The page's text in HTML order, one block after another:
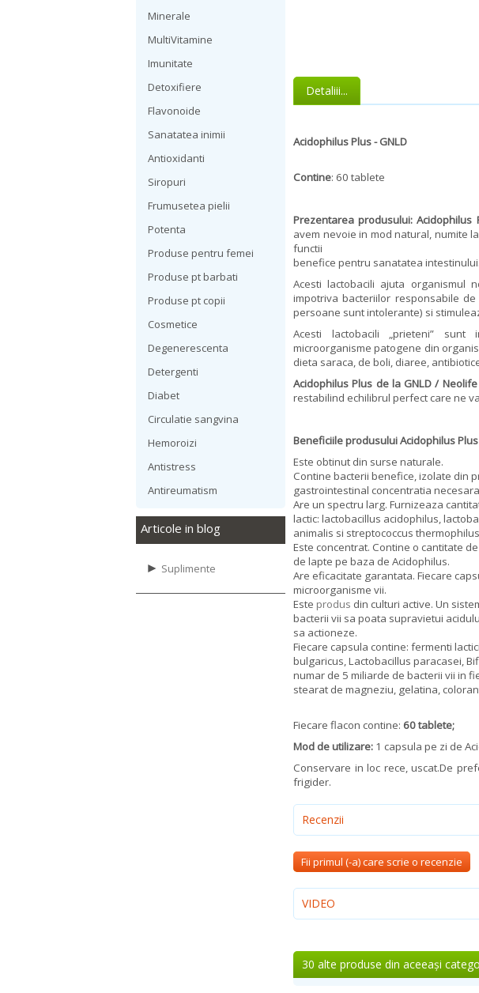
Minerale
MultiVitamine
Imunitate
Detoxifiere
Flavonoide
Sanatatea inimii
Antioxidanti
Siropuri
Frumusetea pielii
Potenta
Produse pentru femei
Produse pt barbati
Produse pt copii
Cosmetice
Degenerescenta
Detergenti
Diabet
Circulatie sangvina
Hemoroizi
Antistress
Antireumatism
Articole in blog
► Suplimente
Detaliii...
Acidophilus Plus - GNLD
Contine: 60 tablete
Prezentarea produsului: Acidophilus
avem nevoie in mod natural, numite
functii
benefice pentru sanatatea intestinului.
Acesti lactobacili ajuta organismul
impotriva bacteriilor responsabile
persoane sunt intolerante) si
Acesti lactobacili „prieteni” sunt
microorganisme patogene din
dieta saraca, de boli, diaree,
Acidophilus Plus de la GNLD / Neolife
restabilind echilibrul perfect care ne
Beneficiile produsului Acidophilus
Este obtinut din surse naturale.
Contine bacterii benefice, izolate din
gastrointestinal concentratia
Are un spectru larg. Furnizeaza
lactic: lactobacillus acidophilus,
animalis si streptococcus
Este concentrat. Contine o cantitate
de lapte pe baza de Acidophilus.
Are eficacitate garantata. Fiecare
microorganisme vii.
Este produs din culturi active. Un
bacterii vii sa poata supravietui
sa actioneze.
Fiecare capsula contine: fermenti
bulgaricus, Lactobacillus paracasei,
numar de 5 miliarde de bacterii vii in
stearat de magneziu, gelatina,
Fiecare flacon contine: 60 tablete;
Mod de utilizare: 1 capsula pe zi de
Conservare in loc rece, uscat.De
frigider.
Recenzii
Fii primul (-a) care scrie o recenzie
VIDEO
30 alte produse din aceeași